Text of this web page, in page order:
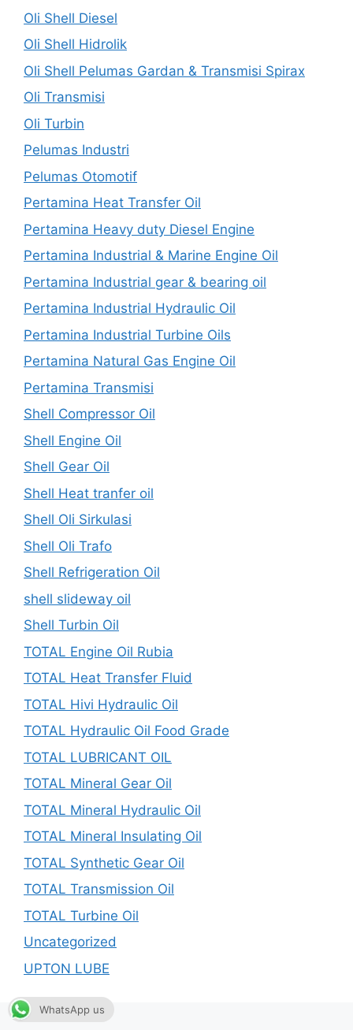
Oli Shell Diesel
Oli Shell Hidrolik
Oli Shell Pelumas Gardan & Transmisi Spirax
Oli Transmisi
Oli Turbin
Pelumas Industri
Pelumas Otomotif
Pertamina Heat Transfer Oil
Pertamina Heavy duty Diesel Engine
Pertamina Industrial & Marine Engine Oil
Pertamina Industrial gear & bearing oil
Pertamina Industrial Hydraulic Oil
Pertamina Industrial Turbine Oils
Pertamina Natural Gas Engine Oil
Pertamina Transmisi
Shell Compressor Oil
Shell Engine Oil
Shell Gear Oil
Shell Heat tranfer oil
Shell Oli Sirkulasi
Shell Oli Trafo
Shell Refrigeration Oil
shell slideway oil
Shell Turbin Oil
TOTAL Engine Oil Rubia
TOTAL Heat Transfer Fluid
TOTAL Hivi Hydraulic Oil
TOTAL Hydraulic Oil Food Grade
TOTAL LUBRICANT OIL
TOTAL Mineral Gear Oil
TOTAL Mineral Hydraulic Oil
TOTAL Mineral Insulating Oil
TOTAL Synthetic Gear Oil
TOTAL Transmission Oil
TOTAL Turbine Oil
Uncategorized
UPTON LUBE
WhatsApp us